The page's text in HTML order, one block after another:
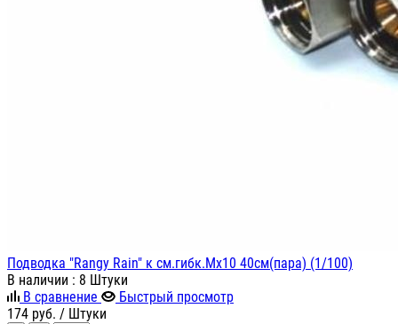
Подводка "Rangy Rain" к см.гибк.Мх10 40см(пара) (1/100)
В наличии : 8 Штуки
В сравнение
Быстрый просмотр
174 руб. / Штуки